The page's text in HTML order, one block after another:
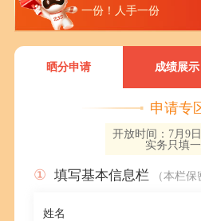
一份！人手一份
晒分申请 成绩展示
申请专
开放时间：7月9
实务只填
① 填写基本信息栏 （本栏
姓名